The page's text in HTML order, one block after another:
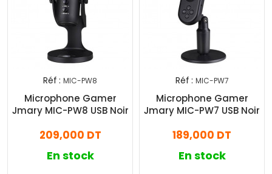
Réf : MIC-PW8
Microphone Gamer
Jmary MIC-PW8 USB Noir
209,000 DT
En stock
Réf : MIC-PW7
Microphone Gamer
Jmary MIC-PW7 USB Noir
189,000 DT
En stock